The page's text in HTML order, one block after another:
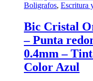
Boligrafos, Escritura
Bic Cristal
– Punta
0.4mm –
Color Azul